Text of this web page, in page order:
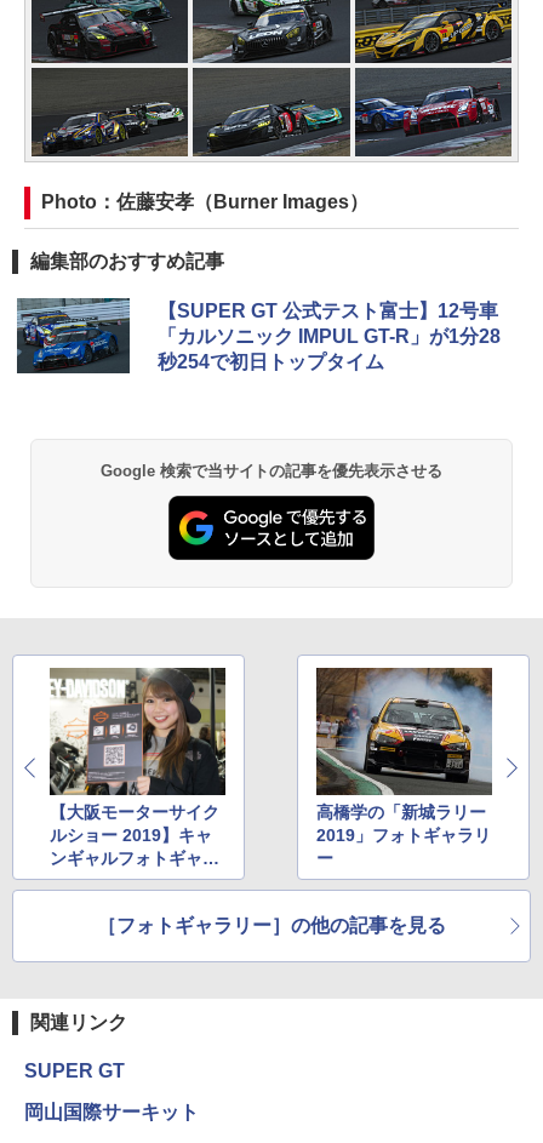
Photo：佐藤安孝（Burner Images）
編集部のおすすめ記事
【SUPER GT 公式テスト富士】12号車
「カルソニック IMPUL GT-R」が1分28
秒254で初日トップタイム
Google 検索で当サイトの記事を優先表示させる
【大阪モーターサイク
ルショー 2019】キャ
ンギャルフォトギャラ
リー
高橋学の「新城ラリー
2019」フォトギャラリ
ー
［フォトギャラリー］の他の記事を見る
関連リンク
SUPER GT
岡山国際サーキット